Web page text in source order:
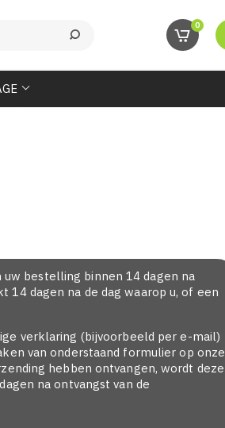
0
bestelling binnen 14 dagen na
dagen na de dag waarop u, of een
verklaring (bijvoorbeeld per e-mail)
van onderstaand formulier op onze
hebben ontvangen, wordt deze
na ontvangst van de